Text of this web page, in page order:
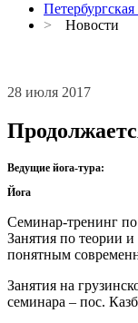
>
Новости
28 июля 2017
Ведущие йога-тура:
Йога
Семинар-тренинг
Занятия по теории
понятным
Занятия на
семинара – пос.